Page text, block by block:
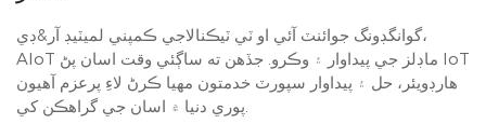
گوانگڊونگ جوائنٽ آئي او ٽي ٽيڪنالاجي ڪمپني لميٽيڊ آر&ڊي،
AIoT ماڊلز جي پيداوار ۽ وڪرو. جڏهن ته ساڳئي وقت اسان پڻ IoT
هارڊويئر، حل ۽ پيداوار سپورٽ خدمتون مهيا ڪرڻ لاءِ پرعزم آهيون
پوري دنيا ۾ اسان جي گراهڪن کي.